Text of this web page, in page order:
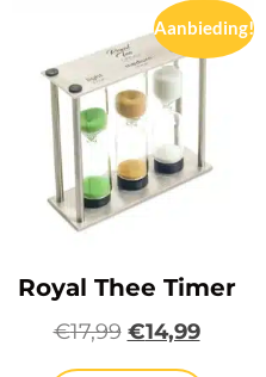
Aanbieding!
Royal Thee Timer
€17,99 €14,99